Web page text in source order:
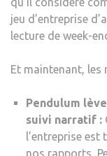
jeu d’entreprise
lecture de week-
Et maintenant, les
Pendulum
suivi narratif :
l’entreprise